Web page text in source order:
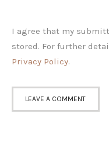
I agree that my
stored. For further
Privacy Policy.